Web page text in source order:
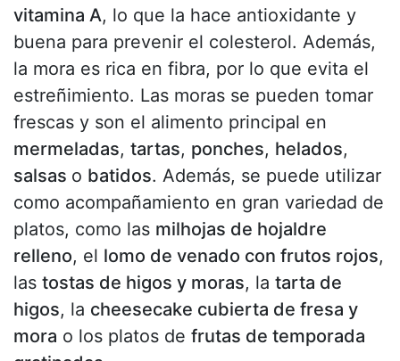
vitamina A, lo que la hace antioxidante y
buena para prevenir el colesterol. Además,
la mora es rica en fibra, por lo que evita el
estreñimiento. Las moras se pueden tomar
frescas y son el alimento principal en
mermeladas, tartas, ponches, helados,
salsas o batidos. Además, se puede utilizar
como acompañamiento en gran variedad de
platos, como las milhojas de hojaldre
relleno, el lomo de venado con frutos rojos,
las tostas de higos y moras, la tarta de
higos, la cheesecake cubierta de fresa y
mora o los platos de frutas de temporada